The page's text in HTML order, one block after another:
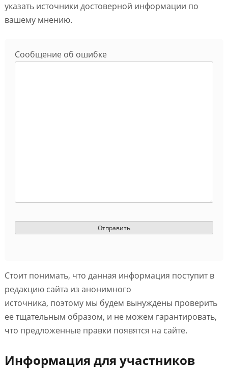
указать источники достоверной информации по
вашему мнению.
Сообщение об ошибке
Стоит понимать, что данная информация поступит в
редакцию сайта из анонимного
источника, поэтому мы будем вынуждены проверить
ее тщательным образом, и не можем гарантировать,
что предложенные правки появятся на сайте.
Информация для участников